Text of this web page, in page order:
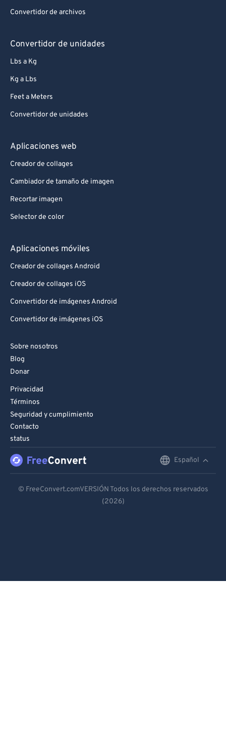
Convertidor de archivos
Convertidor de unidades
Lbs a Kg
Kg a Lbs
Feet a Meters
Convertidor de unidades
Aplicaciones web
Creador de collages
Cambiador de tamaño de imagen
Recortar imagen
Selector de color
Aplicaciones móviles
Creador de collages Android
Creador de collages iOS
Convertidor de imágenes Android
Convertidor de imágenes iOS
Sobre nosotros
Blog
Donar
Privacidad
Términos
Seguridad y cumplimiento
Contacto
status
Español
Español
© FreeConvert.comVERSIÓN Todos los derechos reservados
(2026)